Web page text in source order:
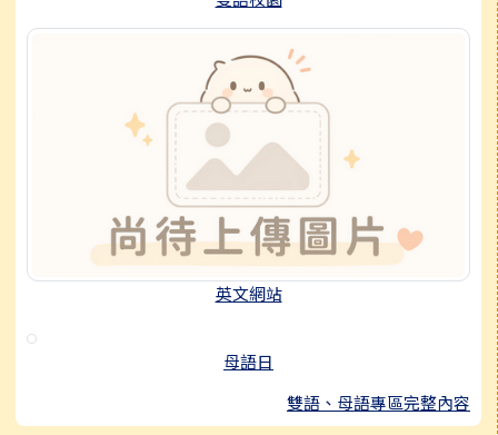
英文網站
母語日
雙語、母語專區完整內容